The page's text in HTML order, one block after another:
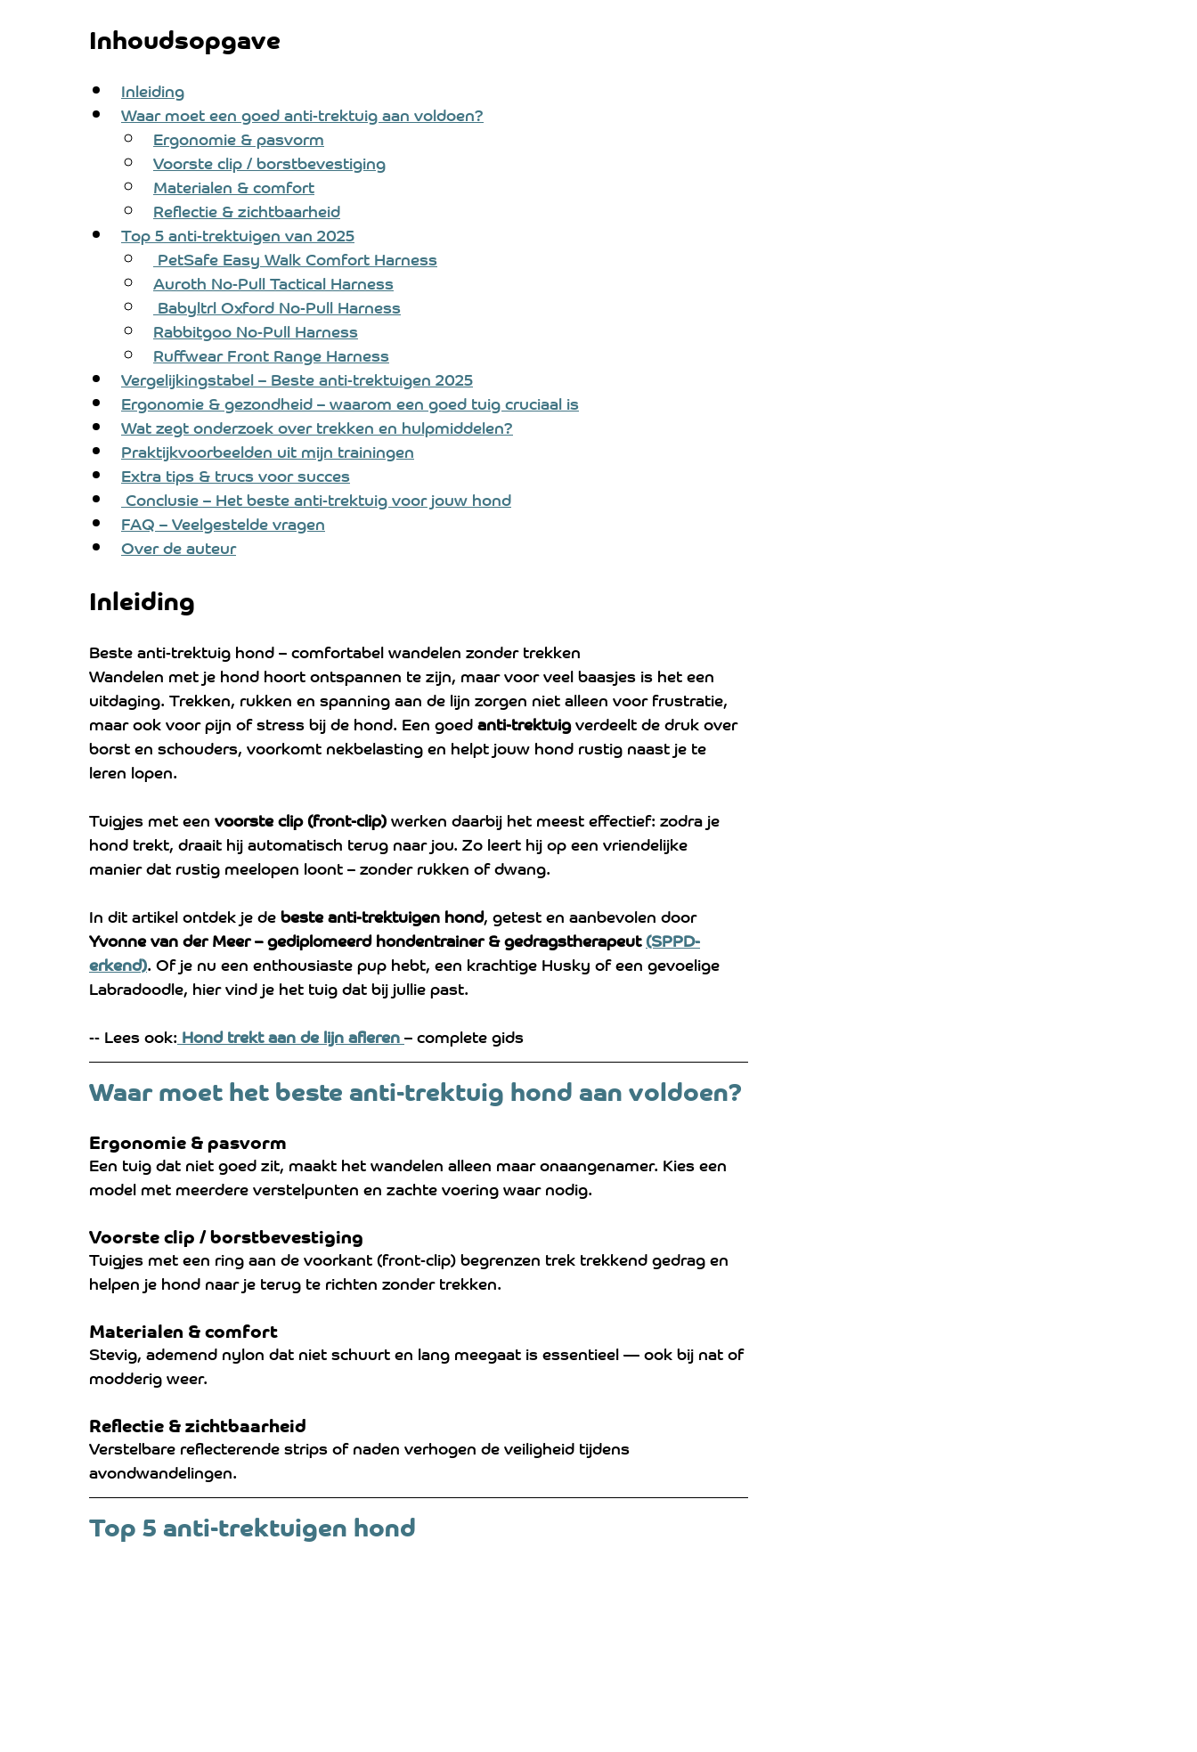
Inhoudsopgave
Inleiding
Waar moet een goed anti-trektuig aan voldoen?
Ergonomie & pasvorm
Voorste clip / borstbevestiging
Materialen & comfort
Reflectie & zichtbaarheid
Top 5 anti-trektuigen van 2025
PetSafe Easy Walk Comfort Harness
Auroth No-Pull Tactical Harness
Babyltrl Oxford No-Pull Harness
Rabbitgoo No-Pull Harness
Ruffwear Front Range Harness
Vergelijkingstabel – Beste anti-trektuigen 2025
Ergonomie & gezondheid – waarom een goed tuig cruciaal is
Wat zegt onderzoek over trekken en hulpmiddelen?
Praktijkvoorbeelden uit mijn trainingen
Extra tips & trucs voor succes
Conclusie – Het beste anti-trektuig voor jouw hond
FAQ – Veelgestelde vragen
Over de auteur
Inleiding
Beste anti-trektuig hond – comfortabel wandelen zonder trekken
Wandelen met je hond hoort ontspannen te zijn, maar voor veel baasjes is het een
uitdaging. Trekken, rukken en spanning aan de lijn zorgen niet alleen voor frustratie,
maar ook voor pijn of stress bij de hond. Een goed anti-trektuig verdeelt de druk over
borst en schouders, voorkomt nekbelasting en helpt jouw hond rustig naast je te
leren lopen.
Tuigjes met een voorste clip (front-clip) werken daarbij het meest effectief: zodra je
hond trekt, draait hij automatisch terug naar jou. Zo leert hij op een vriendelijke
manier dat rustig meelopen loont – zonder rukken of dwang.
In dit artikel ontdek je de beste anti-trektuigen hond, getest en aanbevolen door
Yvonne van der Meer – gediplomeerd hondentrainer & gedragstherapeut (SPPD-
erkend). Of je nu een enthousiaste pup hebt, een krachtige Husky of een gevoelige
Labradoodle, hier vind je het tuig dat bij jullie past.
-- Lees ook: Hond trekt aan de lijn afleren – complete gids
Waar moet het beste anti-trektuig hond aan voldoen?
Ergonomie & pasvorm
Een tuig dat niet goed zit, maakt het wandelen alleen maar onaangenamer. Kies een
model met meerdere verstelpunten en zachte voering waar nodig.
Voorste clip / borstbevestiging
Tuigjes met een ring aan de voorkant (front-clip) begrenzen trek trekkend gedrag en
helpen je hond naar je terug te richten zonder trekken.
Materialen & comfort
Stevig, ademend nylon dat niet schuurt en lang meegaat is essentieel — ook bij nat of
modderig weer.
Reflectie & zichtbaarheid
Verstelbare reflecterende strips of naden verhogen de veiligheid tijdens
avondwandelingen.
Top 5 anti-trektuigen hond